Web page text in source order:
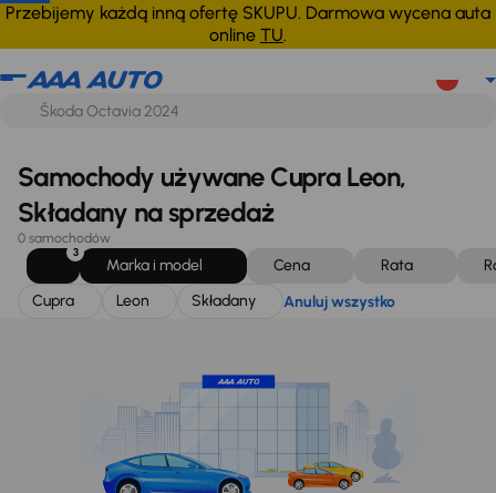
Przebijemy każdą inną ofertę SKUPU. Darmowa wycena auta
online TU.
Cupra Leon Składany Anuluj wszystko
Samochody używane Cupra Leon,
Składany na sprzedaż
0 samochodów
3
Marka i model Cena Rata
Cupra
Leon Składany Anuluj wszystko